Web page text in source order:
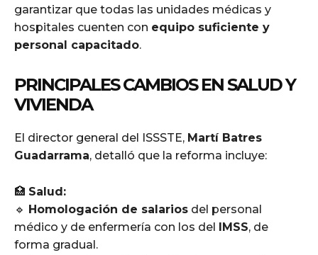
garantizar que todas las unidades médicas y
hospitales cuenten con equipo suficiente y
personal capacitado.
PRINCIPALES CAMBIOS EN SALUD Y
VIVIENDA
El director general del ISSSTE, Martí Batres
Guadarrama, detalló que la reforma incluye:
🏥 Salud:
🔹 Homologación de salarios del personal
médico y de enfermería con los del
IMSS, de
forma gradual.